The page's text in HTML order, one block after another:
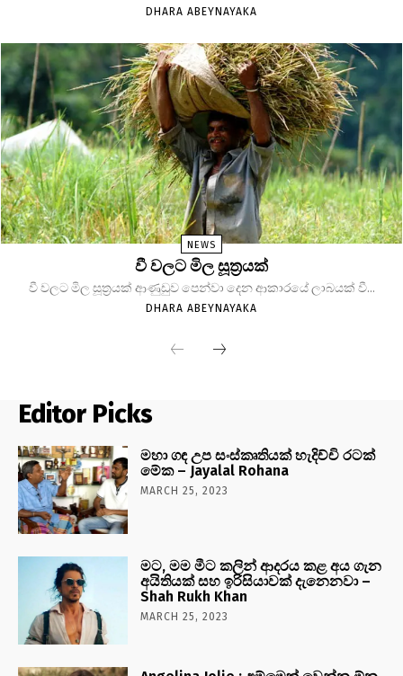
DHARA ABEYNAYAKA
NEWS
වී වලට මිල සූත්‍රයක්
වී වලට මිල සූත්‍රයක් ආණුඩුව පෙන්වා දෙන ආකාරයේ ලාබයක් වී...
DHARA ABEYNAYAKA
Editor Picks
මහා ගඳ උප සංස්කෘතියක් හැදිච්චි රටක්
මේක – Jayalal Rohana
MARCH 25, 2023
මට, මම මීට කලින් ආදරය කළ අය ගැන
අයිතියක් සහ ඉරිසියාවක් දැනෙනවා –
Shah Rukh Khan
MARCH 25, 2023